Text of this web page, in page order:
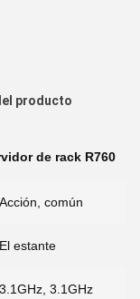
producto
de rack R760
Acción, común
El estante
3.1GHz, 3.1GHz